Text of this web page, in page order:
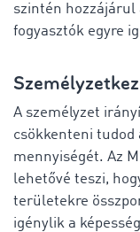
szintén hozzájárul
fogyasztók egyre
A személyzet
csökkenteni tudod
mennyiségét. Az
lehetővé teszi,
területekre
igénylik a